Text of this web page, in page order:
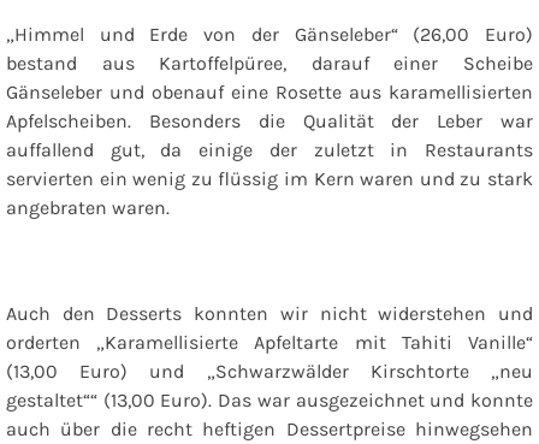
„Himmel und Erde von der Gänseleber“ (26,00 Euro)
bestand aus Kartoffelpüree, darauf einer Scheibe
Gänseleber und obenauf eine Rosette aus karamellisierten
Apfelscheiben. Besonders die Qualität der Leber war
auffallend gut, da einige der zuletzt in Restaurants
servierten ein wenig zu flüssig im Kern waren und zu stark
angebraten waren.
Auch den Desserts konnten wir nicht widerstehen und
orderten „Karamellisierte Apfeltarte mit Tahiti Vanille“
(13,00 Euro) und „Schwarzwälder Kirschtorte „neu
gestaltet““ (13,00 Euro). Das war ausgezeichnet und konnte
auch über die recht heftigen Dessertpreise hinwegsehen